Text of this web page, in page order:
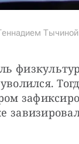
Тычиной